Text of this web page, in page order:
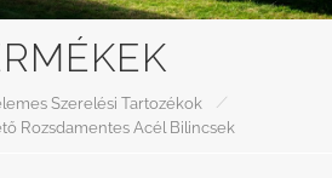
Szerelési Tartozékok
/
Rozsdamentes Acél Bilincsek